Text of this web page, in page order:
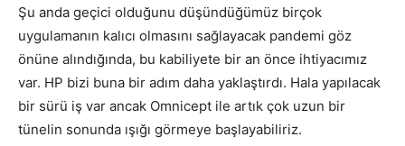
Şu anda geçici olduğunu düşündüğümüz birçok
uygulamanın kalıcı olmasını sağlayacak pandemi göz
önüne alındığında, bu kabiliyete bir an önce ihtiyacımız
var. HP bizi buna bir adım daha yaklaştırdı. Hala yapılacak
bir sürü iş var ancak Omnicept ile artık çok uzun bir
tünelin sonunda ışığı görmeye başlayabiliriz.